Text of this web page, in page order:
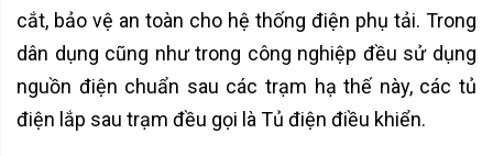
cắt, bảo vệ an toàn cho hệ thống điện phụ tải. Trong
dân dụng cũng như trong công nghiệp đều sử dụng
nguồn điện chuẩn sau các trạm hạ thế này, các tủ
điện lắp sau trạm đều gọi là Tủ điện điều khiển.